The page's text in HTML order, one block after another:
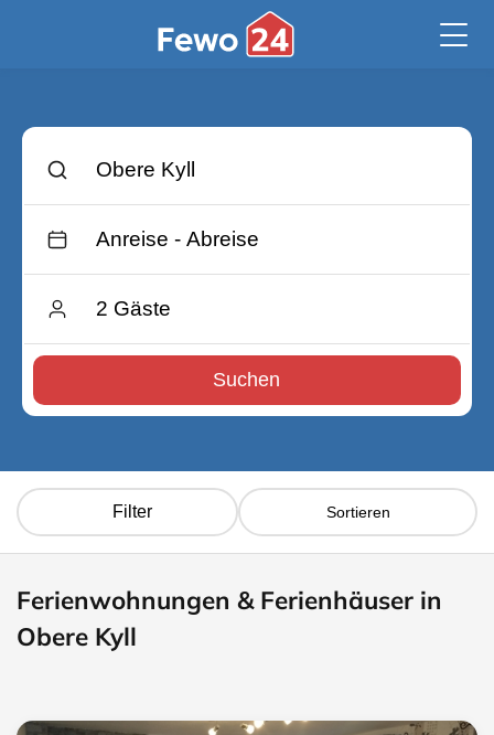
Suchen
Filter Sortieren
Ferienwohnungen & Ferienhäuser in
Obere Kyll